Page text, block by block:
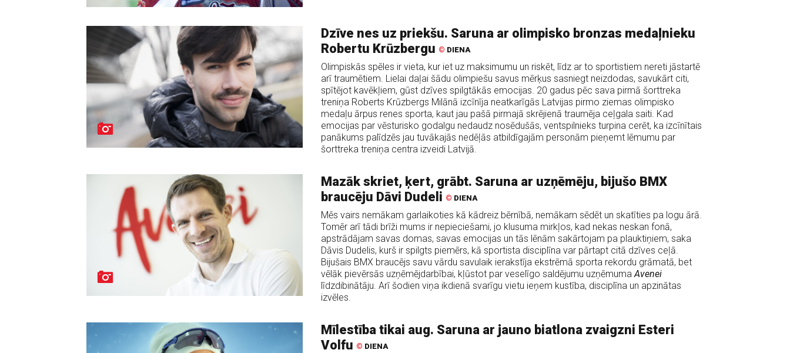
Dzīve nes uz priekšu. Saruna ar olimpisko bronzas medaļnieku
Robertu Krūzbergu © DIENA
Olimpiskās spēles ir vieta, kur iet uz maksimumu un riskēt, līdz ar to sportistiem nereti jāstartē
arī traumētiem. Lielai daļai šādu olimpiešu savus mērķus sasniegt neizdodas, savukārt citi,
spītējot kavēkļiem, gūst dzīves spilgtākās emocijas. 20 gadus pēc sava pirmā šorttreka
treniņa Roberts Krūzbergs Milānā izcīnīja neatkarīgās Latvijas pirmo ziemas olimpisko
medaļu ārpus renes sporta, kaut jau pašā pirmajā skrējienā traumēja ceļgala saiti. Kad
emocijas par vēsturisko godalgu nedaudz nosēdušās, ventspilnieks turpina cerēt, ka izcīnītais
panākums palīdzēs jau tuvākajās nedēļās atbildīgajām personām pieņemt lēmumu par
šorttreka treniņa centra izveidi Latvijā.
Mazāk skriet, ķert, grābt. Saruna ar uzņēmēju, bijušo BMX
braucēju Dāvi Dudeli © DIENA
Mēs vairs nemākam garlaikoties kā kādreiz bērnībā, nemākam sēdēt un skatīties pa logu ārā.
Tomēr arī tādi brīži mums ir nepieciešami, jo klusuma mirkļos, kad nekas neskan fonā,
apstrādājam savas domas, savas emocijas un tās lēnām sakārtojam pa plauktiņiem, saka
Dāvis Dudelis, kurš ir spilgts piemērs, kā sportista disciplīna var pārtapt citā dzīves ceļā.
Bijušais BMX braucējs savu vārdu savulaik ierakstīja ekstrēmā sporta rekordu grāmatā, bet
vēlāk pievērsās uzņēmējdarbībai, kļūstot par veselīgo saldējumu uzņēmumaAvenei
līdzdibinātāju. Arī šodien viņa ikdienā svarīgu vietu ieņem kustība, disciplīna un apzinātas
izvēles.
Mīlestība tikai aug. Saruna ar jauno biatlona zvaigzni Esteri
Volfu © DIENA